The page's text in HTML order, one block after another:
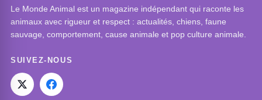
Le Monde Animal est un magazine indépendant qui raconte les
animaux avec rigueur et respect : actualités, chiens, faune
sauvage, comportement, cause animale et pop culture animale.
SUIVEZ-NOUS